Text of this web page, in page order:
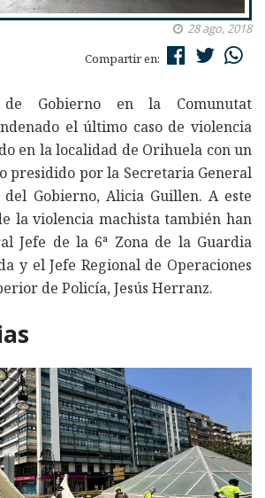
28 ago, 2018
Compartir en:
de Gobierno en la Comunutat
el último caso de violencia
en la localidad de Orihuela con un
presidido por la Secretaria General
Gobierno, Alicia Guillen. A este
la violencia machista también han
Jefe de la 6ª Zona de la Guardia
y el Jefe Regional de Operaciones
de Policía, Jesús Herranz.